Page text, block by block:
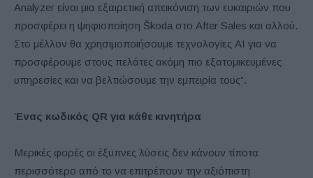
Analyzer είναι μια εξαιρετική απεικόνιση των ευκαιριών που
προσφέρει η ψηφιοποίηση Škoda στο After Sales και αλλού.
Στο μέλλον θα χρησιμοποιήσουμε τεχνολογίες AI για να
προσφέρουμε στους πελάτες ακόμη πιο εξατομικευμένες
υπηρεσίες και να βελτιώσουμε την εμπειρία τους”.
Ένας κωδικός QR για κάθε κινητήρα
Μερικές φορές οι έξυπνες λύσεις δεν κάνουν τίποτα
περισσότερο από το να επιτρέπουν την αξιόπιστη